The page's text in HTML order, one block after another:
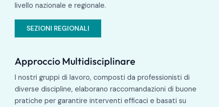
livello nazionale e regionale.
SEZIONI REGIONALI
Approccio Multidisciplinare
I nostri gruppi di lavoro, composti da professionisti di
diverse discipline, elaborano raccomandazioni di buone
pratiche per garantire interventi efficaci e basati su